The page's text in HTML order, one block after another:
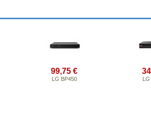
99,75 €
LG BP450